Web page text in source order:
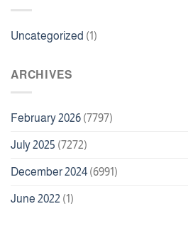
Uncategorized (1)
ARCHIVES
February 2026 (7797)
July 2025 (7272)
December 2024 (6991)
June 2022 (1)